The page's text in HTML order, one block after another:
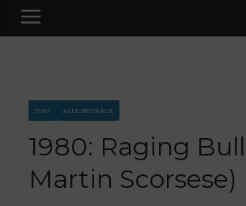
1980 ALLE BEITRÄGE
1980: Raging Bull
Martin Scorsese)